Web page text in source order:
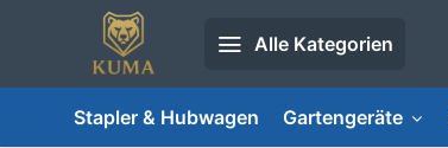
Alle Kategorien
Stapler & Hubwagen Gartengeräte